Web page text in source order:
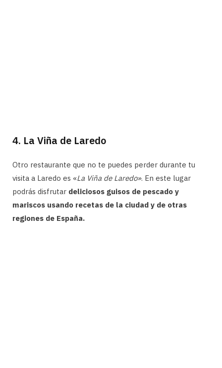
4. La Viña de Laredo
Otro restaurante que no te puedes perder durante tu
visita a Laredo es «La Viña de Laredo». En este lugar
podrás disfrutar deliciosos guisos de pescado y
mariscos usando recetas de la ciudad y de otras
regiones de España.